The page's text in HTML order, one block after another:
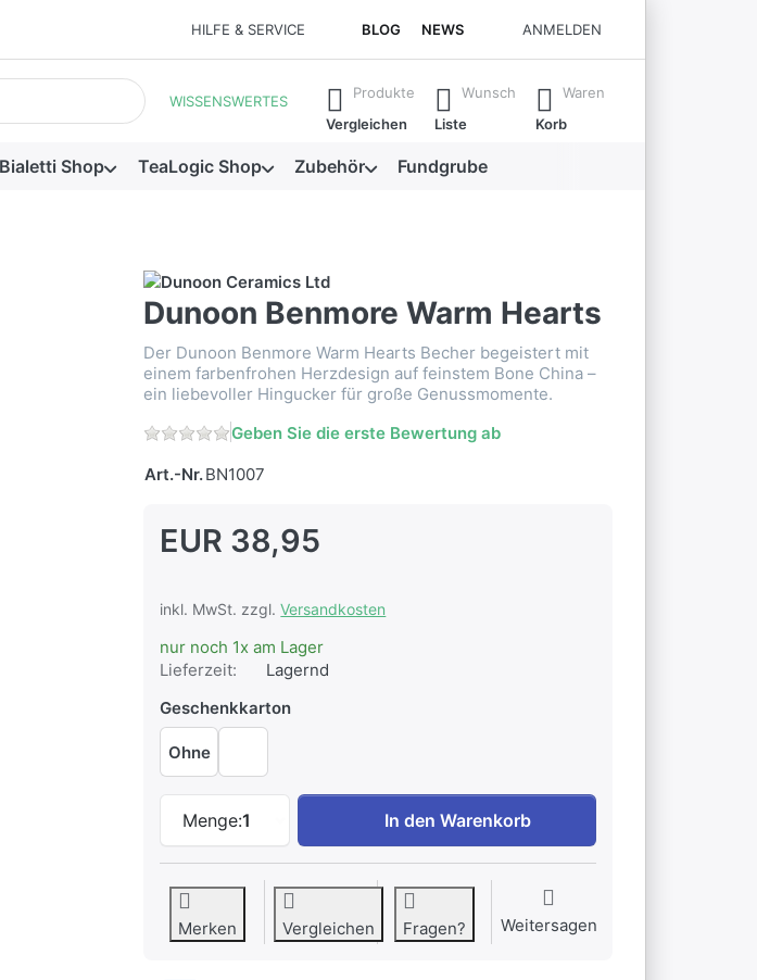
HILFE & SERVICE BLOG NEWS ANMELDEN
automatisch erste Ergebnisse. Drücken Sie die Eingabetaste, um alle Ergebnisse
WISSENSWERTES
Produkte
Vergleichen
Wunsch
Liste
Waren
Korb
Bialetti Shop TeaLogic Shop Zubehör Fundgrube
Dunoon Benmore Warm Hearts
Der Dunoon Benmore Warm Hearts Becher begeistert mit
einem farbenfrohen Herzdesign auf feinstem Bone China –
ein liebevoller Hingucker für große Genussmomente.
Geben Sie die erste Bewertung ab
Art.-Nr.BN1007
EUR 38,95
inkl. MwSt. zzgl.Versandkosten
nur noch 1x am Lager
Lieferzeit:
Lagernd
Geschenkkarton
Ohne
Menge:1
Dunoon Benmore Warm Hearts zu EUR 38,95, Menge 1.
In den Warenkorb
Merken Vergleichen Fragen? Weitersagen